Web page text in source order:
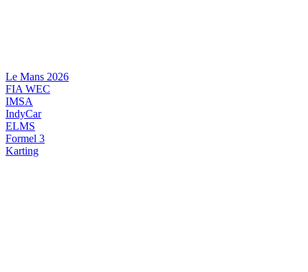
Le Mans 2026
FIA WEC
IMSA
IndyCar
ELMS
Formel 3
Karting